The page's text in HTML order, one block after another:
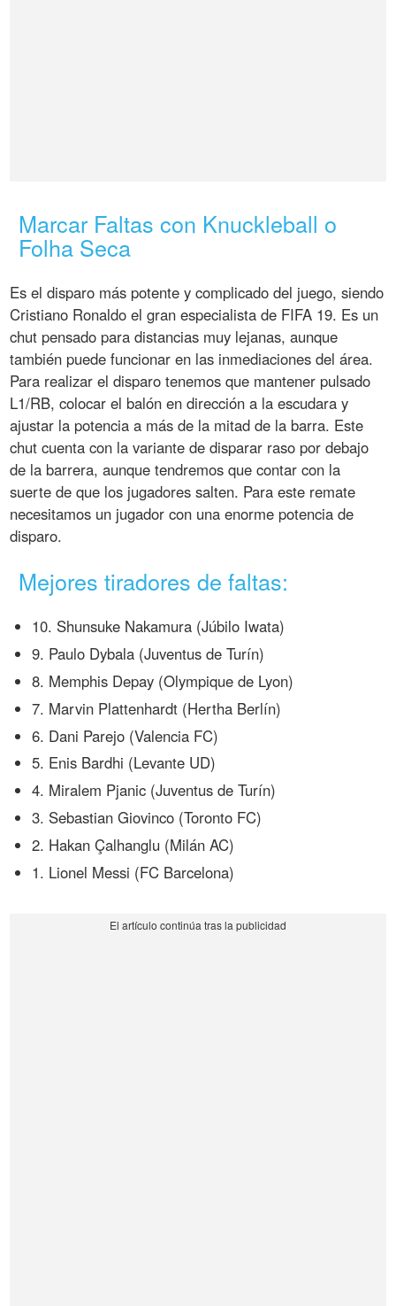
Marcar Faltas con Knuckleball o
Folha Seca
Es el disparo más potente y complicado del juego, siendo
Cristiano Ronaldo el gran especialista de FIFA 19. Es un
chut pensado para distancias muy lejanas, aunque
también puede funcionar en las inmediaciones del área.
Para realizar el disparo tenemos que mantener pulsado
L1/RB, colocar el balón en dirección a la escudara y
ajustar la potencia a más de la mitad de la barra. Este
chut cuenta con la variante de disparar raso por debajo
de la barrera, aunque tendremos que contar con la
suerte de que los jugadores salten. Para este remate
necesitamos un jugador con una enorme potencia de
disparo.
Mejores tiradores de faltas:
10. Shunsuke Nakamura (Júbilo Iwata)
9. Paulo Dybala (Juventus de Turín)
8. Memphis Depay (Olympique de Lyon)
7. Marvin Plattenhardt (Hertha Berlín)
6. Dani Parejo (Valencia FC)
5. Enis Bardhi (Levante UD)
4. Miralem Pjanic (Juventus de Turín)
3. Sebastian Giovinco (Toronto FC)
2. Hakan Çalhanglu (Milán AC)
1. Lionel Messi (FC Barcelona)